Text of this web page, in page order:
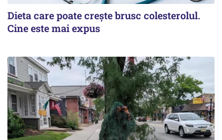
Dieta care poate crește brusc colesterolul.
Cine este mai expus